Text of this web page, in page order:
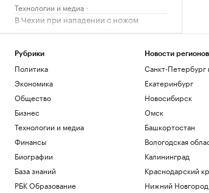
Технологии и медиа
В Чехии при нападении с ножом
Telegraph сообщил о выплатах УЕФА
вероятной любовнице Инфантино
Спорт
Рубрики
Политика
Экономика
Общество
Бизнес
Технологии и медиа
Финансы
Биографии
База знаний
РБК Образование
Новости регионов
Санкт-Петербург
Екатеринбург
Новосибирск
Омск
Башкортостан
Вологодская
Калининград
Краснодарский
Нижний Новгород